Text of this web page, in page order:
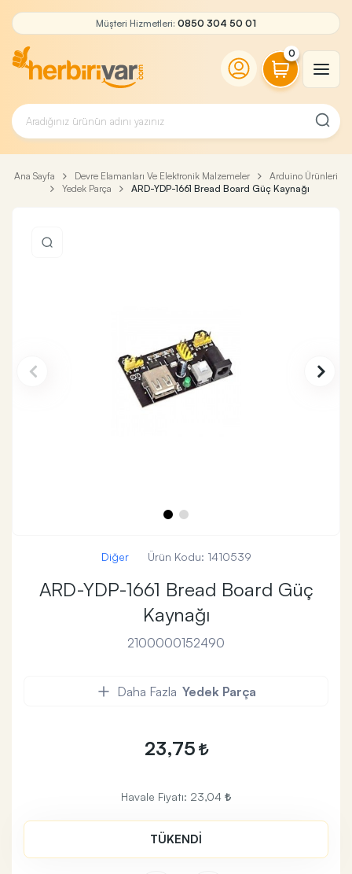
Müşteri Hizmetleri: 0850 304 50 01
0
Ana Sayfa Devre Elamanları Ve Elektronik Malzemeler
Arduino Ürünleri
Yedek Parça
ARD-YDP-1661 Bread Board Güç Kaynağı
Diğer Ürün Kodu: 1410539
ARD-YDP-1661 Bread Board Güç
Kaynağı
2100000152490
Daha Fazla Yedek Parça
23,75
Havale Fiyatı: 23,04
TÜKENDİ